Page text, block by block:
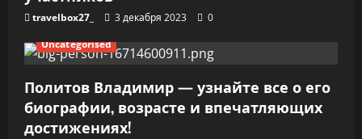
с
я
м
travelbox27_ 3 декабря 2023
0
Uncategorised
Политов Владимир — узнайте все о его
биографии, возрасте и впечатляющих
достижениях!